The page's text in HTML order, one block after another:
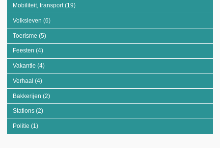
Mobiliteit, transport (19)
Volksleven (6)
Toerisme (5)
Feesten (4)
Vakantie (4)
Verhaal (4)
Bakkerijen (2)
Stations (2)
Politie (1)